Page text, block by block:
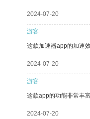
2024-07-20
游客
这款加速器app的加速
2024-07-20
游客
这款app的功能非常丰
2024-07-20